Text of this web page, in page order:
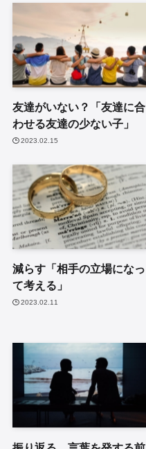
友達がいない？「友達に合
わせる友達の少ない子」
2023.02.15
減らす「相手の立場になっ
て考える」
2023.02.11